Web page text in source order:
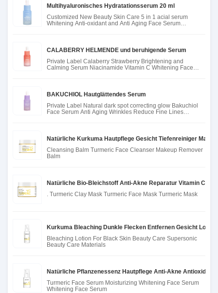
Multihyaluronisches Hydratationsserum 20 ml
Customized New Beauty Skin Care 5 in 1 acial serum
Whitening Anti-oxidant and Anti Aging Face Serum
CALABERRY HELMENDE und beruhigende Serum
Private Label Calaberry Strawberry Brightening and
Calming Serum Niacinamide Vitamin C Whitening Face
BAKUCHIOL Hautglättendes Serum
Private Label Natural dark spot correcting glow Bakuchiol
Face Serum Anti Aging Wrinkles Reduce Fine Lines
Natürliche Kurkuma Hautpflege Gesicht Tiefenreiniger
Cleansing Balm Turmeric Face Cleanser Makeup Remover
Balm
Natürliche Bio-Bleichstoff Anti-Akne Reparatur Vitamin C
. Turmeric Clay Mask Turmeric Face Mask Turmeric Mask
Kurkuma Bleaching Dunkle Flecken Entfernen Gesicht
Bleaching Lotion For Black Skin Beauty Care Supersonic
Beauty Care Materials
Natürliche Pflanzenessenz Hautpflege Anti-Akne
Turmeric Face Serum Moisturizing Whitening Face Serum
Whitening Face Serum